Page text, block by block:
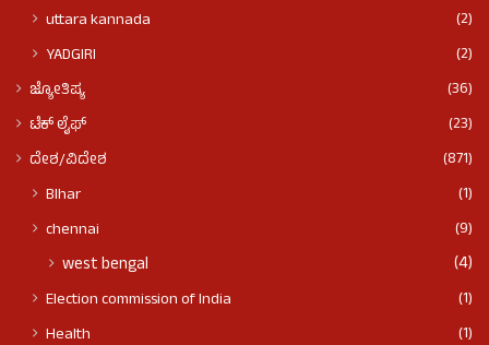
uttara kannada
(2)
YADGIRI
(2)
ಜ್ಯೋತಿಷ್ಯ
(36)
ಟೆಕ್ ಲೈಫ್
(23)
ದೇಶ/ವಿದೇಶ
(871)
BIhar
(1)
chennai
(9)
west bengal (4)
Election commission of India
(1)
Health
(1)